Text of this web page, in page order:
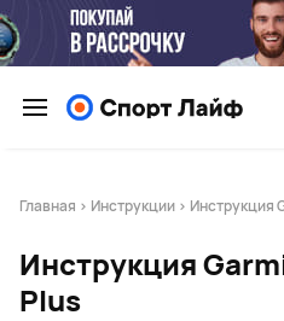
Главная > Инструкции > Инструкция
Инструкция
Plus